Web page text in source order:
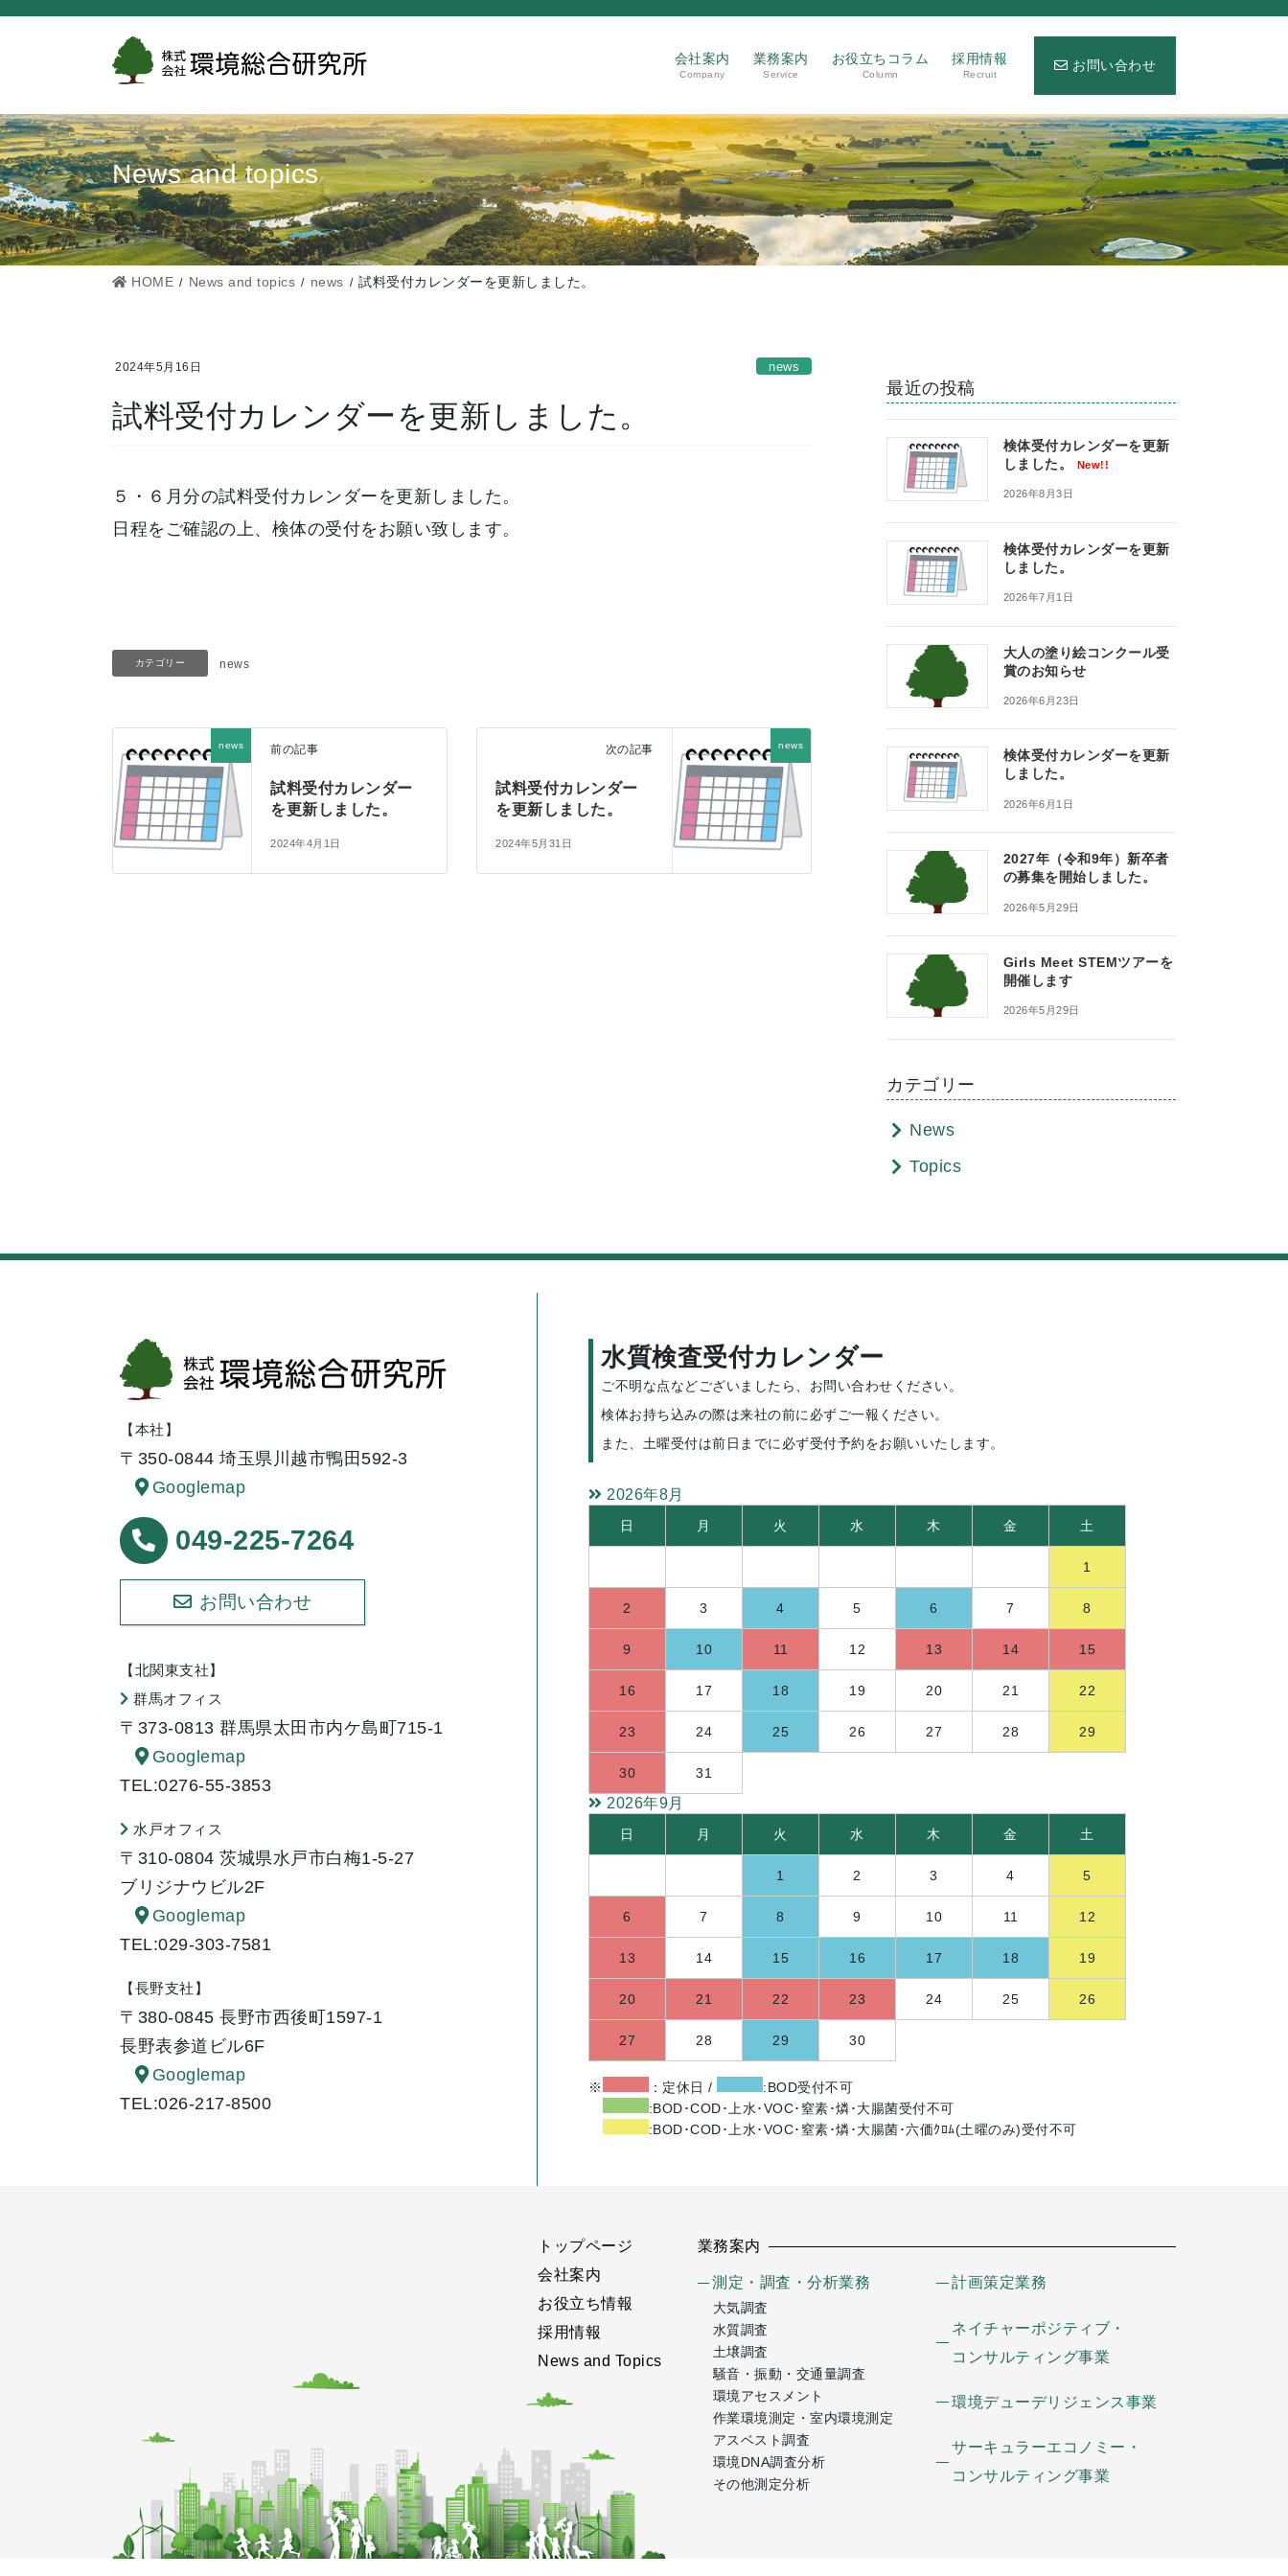
コ
ツ
に
移
動
ナ
シ
ョ
ン
に
移
会社案内
Company
業務案内
Service
お役立ちコラム
Column
採用情報
Recruit
お問い合わせ
News and topics
HOME News and topics news 試料受付カレンダーを更新しました。
2024年5月16日 news
試料受付カレンダーを更新しました。
５・６月分の試料受付カレンダーを更新しました。
日程をご確認の上、検体の受付をお願い致します。
カテゴリー news
news 前の記事
試料受付カレンダー
を更新しました。
2024年4月1日
news
次の記事
試料受付カレンダー
を更新しました。
2024年5月31日
最近の投稿
検体受付カレンダーを更新
しました。
New!!
2026年8月3日
検体受付カレンダーを更新
しました。
2026年7月1日
大人の塗り絵コンクール受
賞のお知らせ
2026年6月23日
検体受付カレンダーを更新
しました。
2026年6月1日
2027年（令和9年）新卒者
の募集を開始しました。
2026年5月29日
Girls Meet STEMツアーを
開催します
2026年5月29日
カテゴリー
News
Topics
【本社】
〒350-0844 埼玉県川越市鴨田592-3
Googlemap
049-225-7264
お問い合わせ
【北関東支社】
群馬オフィス
〒373-0813 群馬県太田市内ケ島町715-1
Googlemap
TEL:0276-55-3853
水戸オフィス
〒310-0804 茨城県水戸市白梅1-5-27
ブリジナウビル2F
Googlemap
TEL:029-303-7581
【長野支社】
〒380-0845 長野市西後町1597-1
長野表参道ビル6F
Googlemap
TEL:026-217-8500
水質検査受付カレンダー
ご不明な点などございましたら、お問い合わせください。
検体お持ち込みの際は来社の前に必ずご一報ください。
また、土曜受付は前日までに必ず受付予約をお願いいたします。
2026年8月
日 月 火 水 木 金 土
1
2 3 4 5 6 7 8
9 10 11 12 13 14 15
16 17 18 19 20 21 22
23 24 25 26 27 28 29
30 31
2026年9月
日 月 火 水 木 金 土
1 2 3 4 5
6 7 8 9 10 11 12
13 14 15 16 17 18 19
20 21 22 23 24 25 26
27 28 29 30
※ ：定休日 /
:BOD受付不可
:BOD･COD･上水･VOC･窒素･燐･大腸菌受付不可
:BOD･COD･上水･VOC･窒素･燐･大腸菌･六価ｸﾛﾑ(土曜のみ)受付不可
トップページ
会社案内
お役立ち情報
採用情報
News and Topics
業務案内
測定・調査・分析業務
大気調査
水質調査
土壌調査
騒音・振動・交通量調査
環境アセスメント
作業環境測定・室内環境測定
アスベスト調査
環境DNA調査分析
その他測定分析
計画策定業務
ネイチャーポジティブ・
コンサルティング事業
環境デューデリジェンス事業
サーキュラーエコノミー・
コンサルティング事業